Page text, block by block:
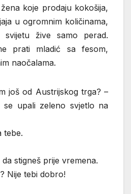
koje prodaju kokošija,
u ogromnim količinama,
žive samo perad.
prati mladić sa fesom,
naočalama.
još od Austrijskog trga? –
se upali zeleno svjetlo na
tebe.
stigneš prije vremena.
Nije tebi dobro!